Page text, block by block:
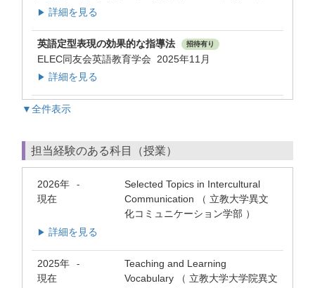
▶ 詳細を見る
英語定型表現の効果的な指導法 招待有り
ELEC同友会英語教育学会 2025年11月
▶ 詳細を見る
▼全件表示
担当経験のある科目（授業）
2026年 -
現在
Selected Topics in Intercultural
Communication （ 立教大学異文
化コミュニケーション学部 ）
▶ 詳細を見る
2025年 -
現在
Teaching and Learning
Vocabulary （ 立教大学大学院異文